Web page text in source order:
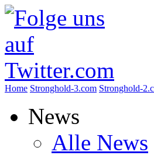
Home Stronghold-3.com Stronghold-
News
Alle News